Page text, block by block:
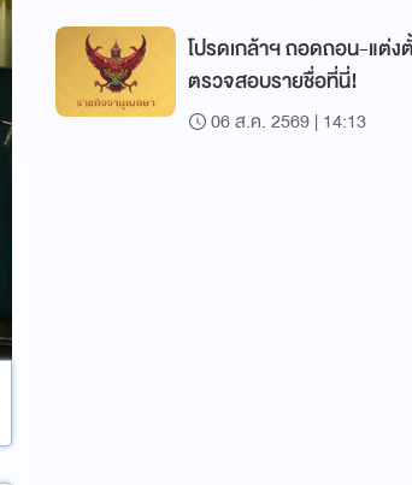
โปรดเกล้าฯ ถอดถอน-แต่ง
ตรวจสอบรายชื่อที่นี่!
06 ส.ค. 2569 | 14:13